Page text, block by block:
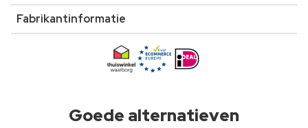
Fabrikantinformatie
Goede alternatieven